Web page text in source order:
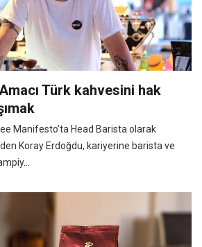
Türk kahvesini hak
Manifesto’ta Head Barista olarak
Koray Erdoğdu, kariyerine barista ve